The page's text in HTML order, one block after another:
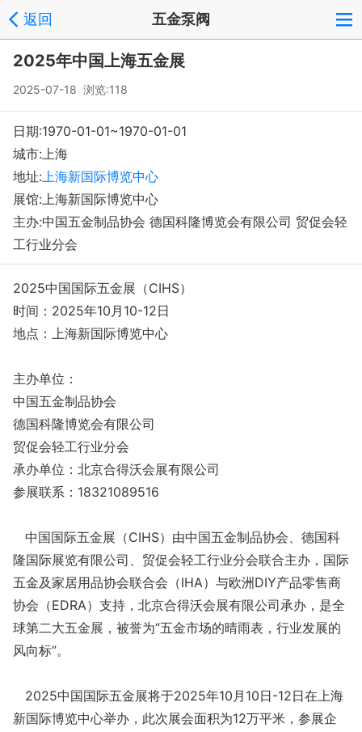
返回 五金泵阀
2025年中国上海五金展
2025-07-18 浏览:118
日期:1970-01-01~1970-01-01
城市:上海
地址:上海新国际博览中心
展馆:上海新国际博览中心
主办:中国五金制品协会 德国科隆博览会有限公司 贸促会轻
工行业分会
2025中国国际五金展（CIHS）
时间：2025年10月10-12日
地点：上海新国际博览中心
主办单位：
中国五金制品协会
德国科隆博览会有限公司
贸促会轻工行业分会
承办单位：北京合得沃会展有限公司
参展联系：18321089516
中国国际五金展（CIHS）由中国五金制品协会、德国科
隆国际展览有限公司、贸促会轻工行业分会联合主办，国际
五金及家居用品协会联合会（IHA）与欧洲DIY产品零售商
协会（EDRA）支持，北京合得沃会展有限公司承办，是全
球第二大五金展，被誉为“五金市场的晴雨表，行业发展的
风向标”。
2025中国国际五金展将于2025年10月10日-12日在上海
新国际博览中心举办，此次展会面积为12万平米，参展企
注册 反馈
Copyright © 2008-2018 环球会展网 fairglobal.com.cn 版权所有